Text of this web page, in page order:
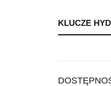
KLUCZE